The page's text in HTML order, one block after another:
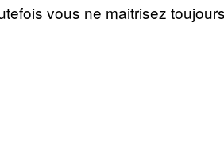
vous ne maitrisez